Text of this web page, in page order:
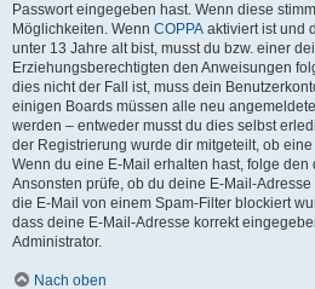
Passwort eingegeben hast. Wenn diese
Möglichkeiten. Wenn COPPA aktiviert ist und
unter 13 Jahre alt bist, musst du bzw. einer
Erziehungsberechtigten den Anweisungen
dies nicht der Fall ist, muss dein
einigen Boards müssen alle neu
werden – entweder musst du dies selbst
der Registrierung wurde dir mitgeteilt, ob
Wenn du eine E-Mail erhalten hast, folge
Ansonsten prüfe, ob du deine E-Mail-
die E-Mail von einem Spam-Filter blockiert
dass deine E-Mail-Adresse korrekt
Administrator.
Nach oben